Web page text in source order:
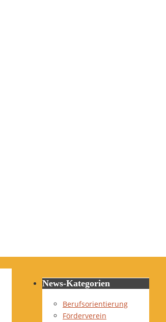
News-Kategorien
Berufsorientierung
Förderverein